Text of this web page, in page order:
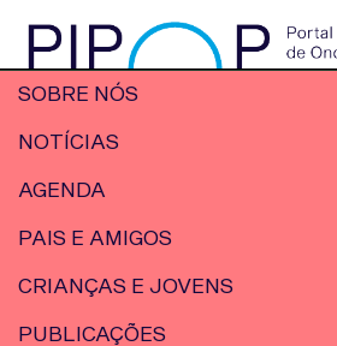
SOBRE NÓS
NOTÍCIAS
AGENDA
PAIS E AMIGOS
CRIANÇAS E JOVENS
PUBLICAÇÕES